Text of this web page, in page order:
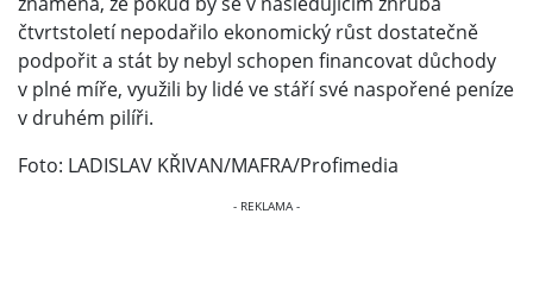
čtvrtstoletí nepodařilo ekonomický růst dostatečně
podpořit a stát by nebyl schopen financovat důchody
v plné míře, využili by lidé ve stáří své naspořené peníze
v druhém pilíři.
Foto: LADISLAV KŘIVAN/MAFRA/Profimedia